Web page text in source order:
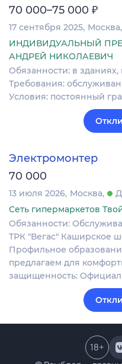
70 000–75 000 ₽
17 сентября 2025 Москва
ИНДИВИДУАЛЬНЫЙ
АНДРЕЙ НИКОЛАЕВИЧ
Обязанности: в
Требования:
Условия: постоянный
Электромонтер
70 000
13 июля 2026 Москва
Сеть гипермаркетов
Обязанности:
ТРК "Вегас" Каширское
Профильное
предлагаем для
защищенность:
18+